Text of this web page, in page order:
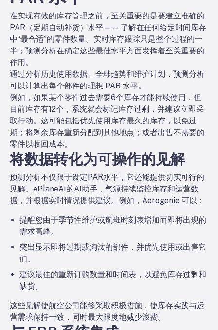
在实现有效的库存管理之前，至关重要的是要建立准确的
PAR（定期自动补货）水平——了解在任何给定时间库存
中“最合适”的零件数量。实时库存跟踪只是整个过程的一
半；预测分析在确定这些最佳水平方面发挥着至关重要的
作用。
通过分析历史使用数据、全球趋势和维护计划，预测分析
可以计算出每个部件的理想 PAR 水平。
例如，如果某个零件过去需要6个库存才能持续使用，但
目前库存有12个，系统就会标记库存过剩，并建议立即采
取行动。这可能包括优先使用库存最久的库存，以免过
期；将剩余库存重新分配到其他地点；或者出售不需要的
零件以收回成本。
将数据转化为可操作的见解
预测分析不仅限于设定PAR水平，它还能提供切实可行的
见解。ePlaneAI的AI助手， 气源持续监控库存和运营数
据，并根据实时情况提供建议。例如，Aerogenie 可以：
提醒您由于季节性维护或航班时刻表增加而即将出现的
需求高峰。
突出显示即将过期或淘汰的部件，并优先使用或出售它
们。
建议最佳的重新订购数量和时间表，以避免库存过剩和
缺货。
这些见解使航空公司能够采取积极措施，使库存实践与运
营需求保持一致，同时最大限度地减少浪费。